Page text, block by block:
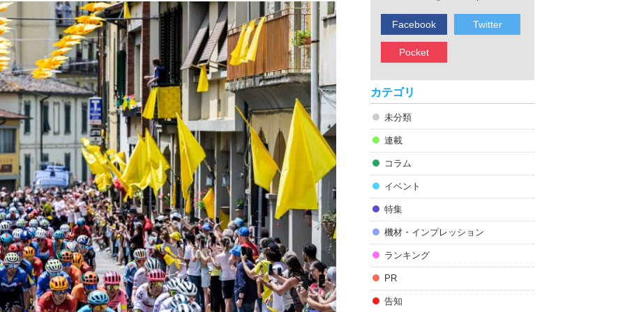
Facebook Twitter
Pocket
カテゴリ
未分類
連載
コラム
イベント
特集
機材・インプレッション
ランキング
PR
告知